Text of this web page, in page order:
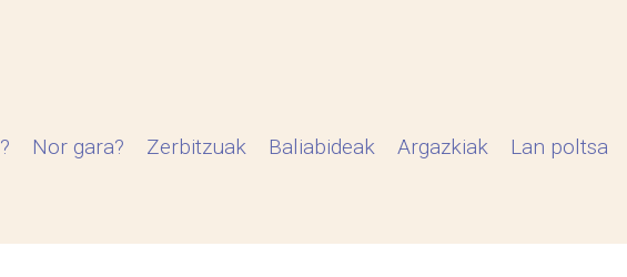
Nor gara? Zerbitzuak Baliabideak Argazkiak Lan poltsa